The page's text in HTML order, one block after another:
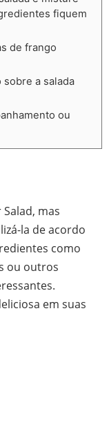
fiquem
de frango
a salada
ou
mas
la de acordo
como
ou outros
em suas